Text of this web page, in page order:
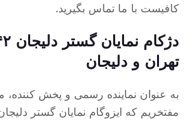
کافیست با ما تماس بگیرید.
تهران و دلیجان
به عنوان نماینده رسمی و پخش